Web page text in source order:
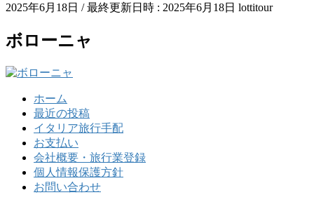
2025年6月18日 / 最終更新日時 : 2025年6月18日 lottitour
ボローニャ
ホーム
最近の投稿
イタリア旅行手配
お支払い
会社概要・旅行業登録
個人情報保護方針
お問い合わせ